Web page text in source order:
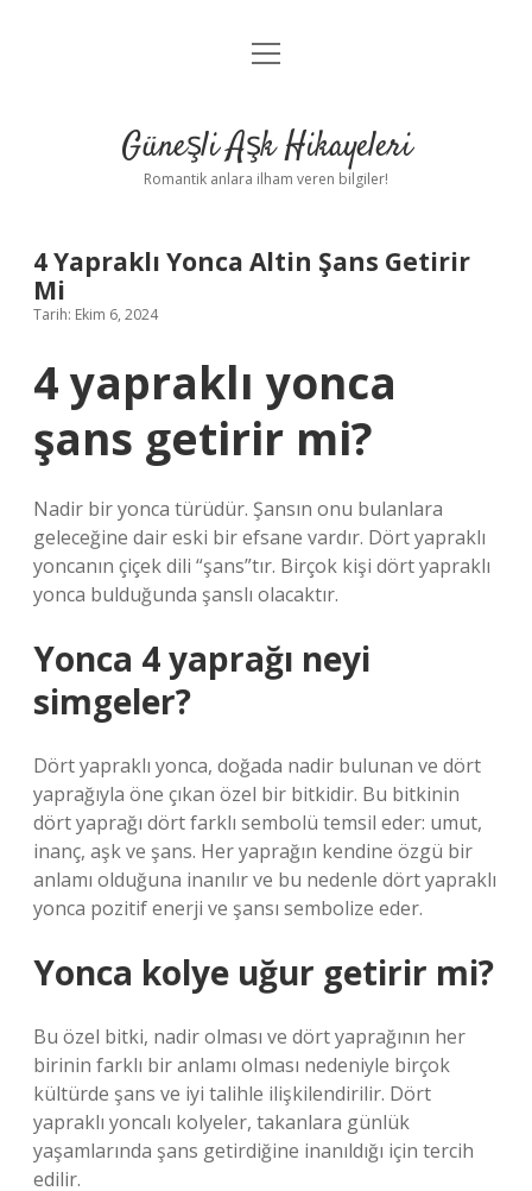
Anasayfa
Yasal Uyarı
menüyü
Güneşli Aşk Hikayeleri
Romantik anlara ilham veren bilgiler!
4 Yapraklı Yonca Altin Şans Getirir
Mi
Tarih: Ekim 6, 2024
4 yapraklı yonca
şans getirir mi?
Nadir bir yonca türüdür. Şansın onu bulanlara
geleceğine dair eski bir efsane vardır. Dört yapraklı
yoncanın çiçek dili “şans”tır. Birçok kişi dört yapraklı
yonca bulduğunda şanslı olacaktır.
Yonca 4 yaprağı neyi
simgeler?
Dört yapraklı yonca, doğada nadir bulunan ve dört
yaprağıyla öne çıkan özel bir bitkidir. Bu bitkinin
dört yaprağı dört farklı sembolü temsil eder: umut,
inanç, aşk ve şans. Her yaprağın kendine özgü bir
anlamı olduğuna inanılır ve bu nedenle dört yapraklı
yonca pozitif enerji ve şansı sembolize eder.
Yonca kolye uğur getirir mi?
Bu özel bitki, nadir olması ve dört yaprağının her
birinin farklı bir anlamı olması nedeniyle birçok
kültürde şans ve iyi talihle ilişkilendirilir. Dört
yapraklı yoncalı kolyeler, takanlara günlük
yaşamlarında şans getirdiğine inanıldığı için tercih
edilir.